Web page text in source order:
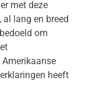
met deze
lang en breed
om
heeft